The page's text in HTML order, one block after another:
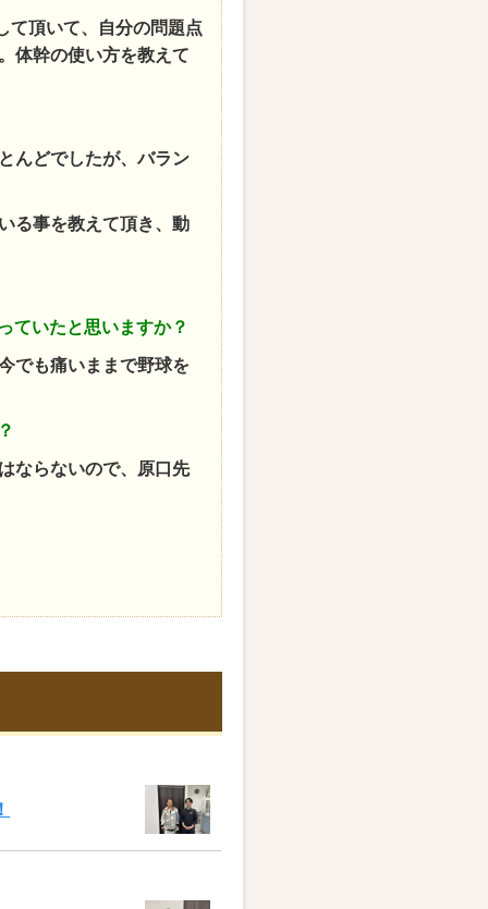
て頂いて、自分の問題点
体幹の使い方を教えて
んどでしたが、バラン
る事を教えて頂き、動
ていたと思いますか？
でも痛いままで野球を
ならないので、原口先